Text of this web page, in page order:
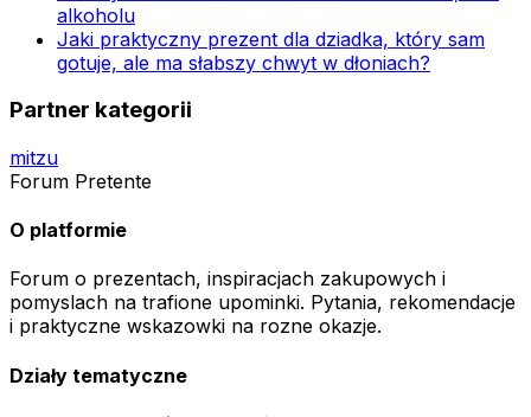
alkoholu
Jaki praktyczny prezent dla dziadka, który sam
gotuje, ale ma słabszy chwyt w dłoniach?
Partner kategorii
mitzu
Forum Pretente
O platformie
Forum o prezentach, inspiracjach zakupowych i
pomyslach na trafione upominki. Pytania, rekomendacje
i praktyczne wskazowki na rozne okazje.
Działy tematyczne